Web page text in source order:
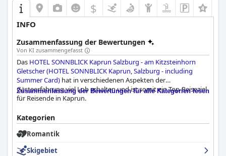
$
INFO
Zusammenfassung der Bewertungen
Von KI zusammengefasst
Das HOTEL SONNBLICK Kaprun Salzburg - am Kitzsteinhorn
Gletscher (HOTEL SONNBLICK Kaprun, Salzburg - including
Summer Card) hat in verschiedenen Aspekten der
Gästeerfahrung viel Lob erhalten und ist somit ein Top-Reiseziel
für Reisende in Kaprun.
Die **Lage** des Hotels wird durchweg als ausgezeichnet
hervorgehoben, mit der Nähe zu Skiliften, dem Stadtzentrum
und zahlreichen Attraktionen, was es ideal für Winter- und
Sommeraktivitäten macht. Gäste schätzen die ruhige
Umgebung und den atemberaubenden Berg- und Flussblick.
Zusammenfassung der Bewertungen für alle Kategorien lesen
Kategorien
Romantik
Skigebiet